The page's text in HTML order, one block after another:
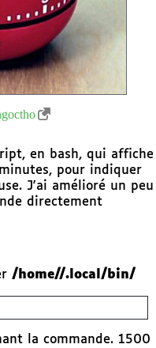
en bash, qui affiche
pour indiquer
J'ai amélioré un peu
directement
/home//.local/bin/
la commande. 1500